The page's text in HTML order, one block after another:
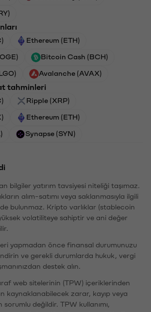
Ethereum (ETH)
Bitcoin Cash (BCH)
Avalanche (AVAX)
tahminleri
Ripple (XRP)
Ethereum (ETH)
Synapse (SYN)
bilgiler yatırım tavsiyesi niteliği taşımaz.
alım-satımı veya saklanmasıyla ilgili
bulunmaz. Kripto varlıklar (stablecoin
volatiliteye sahiptir ve ani değer
yapmadan önce finansal durumunuzu
ve gerekli durumlarda hukuk, vergi
destek alın.
web sitelerinin (TPW) içeriklerinden
kaynaklanabilecek zarar, kayıp veya
değildir. TPW kullanımı,